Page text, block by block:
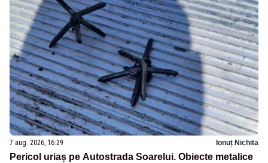
7 aug. 2026, 16:29 Ionuț Nichita
Pericol uriaș pe Autostrada Soarelui. Obiecte metalice